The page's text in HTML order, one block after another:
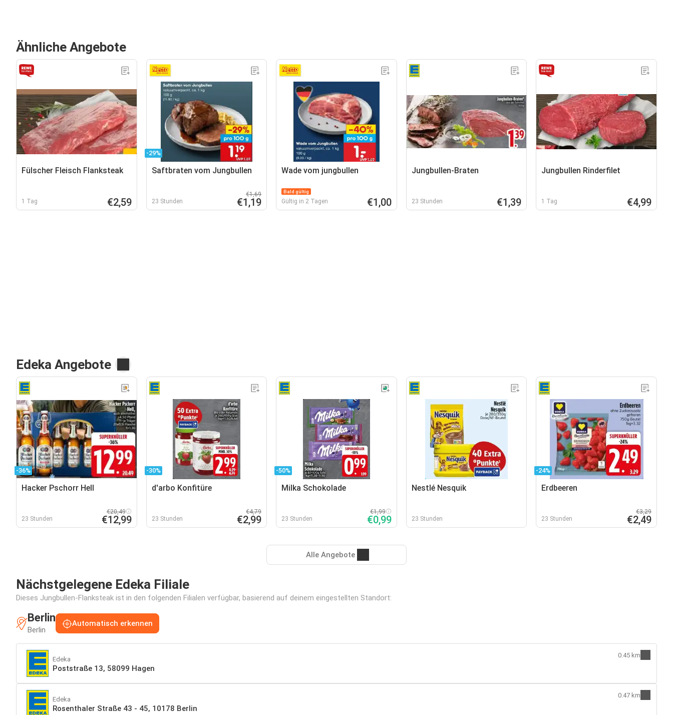
Ähnliche Angebote
Fülscher Fleisch Flanksteak
1 Tag €2,59
-29%
Saftbraten vom Jungbullen
23 Stunden
€1,69
€1,19
Wade vom jungbullen
Bald gültig
Gültig in 2 Tagen €1,00
Jungbullen-Braten
23 Stunden €1,39
Jungbullen Rinderfilet
1 Tag €4,99
Edeka Angebote
-36%
Hacker Pschorr Hell
23 Stunden
€20,49
€12,99
-30%
d'arbo Konfitüre
23 Stunden
€4,79
€2,99
-50%
Milka Schokolade
23 Stunden
€1,99
€0,99
Nestlé Nesquik
23 Stunden
-24%
Erdbeeren
23 Stunden
€3,29
€2,49
Alle Angebote
Nächstgelegene Edeka Filiale
Dieses Jungbullen-Flanksteak ist in den folgenden Filialen verfügbar, basierend auf deinem eingestellten Standort:
Berlin
Berlin
Automatisch erkennen
Edeka
Poststraße 13, 58099 Hagen
0.45 km
Edeka
Rosenthaler Straße 43 - 45, 10178 Berlin
0.47 km